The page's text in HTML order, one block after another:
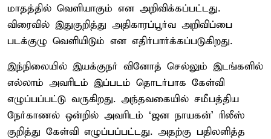
மாதத்தில் வெளியாகும் என அறிவிக்கப்பட்டது.
விரைவில் இதுகுறித்து அதிகாரப்பூர்வ அறிவிப்பை
படக்குழு வெளியிடும் என எதிர்பார்க்கப்படுகிறது.
இந்நிலையில் இயக்குநர் வினோத் செல்லும் இடங்களில்
எல்லாம் அவரிடம் இப்படம் தொடர்பாக கேள்வி
எழுப்பப்பட்டு வருகிறது. அந்தவகையில் சமீபத்திய
நேர்காணல் ஒன்றில் அவரிடம் ‘ஜன நாயகன்’ ரிலீஸ்
குறித்து கேள்வி எழுப்பப்பட்டது. அதற்கு பதிலளித்த